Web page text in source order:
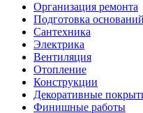
Организация ремонта
Подготовка оснований
Сантехника
Электрика
Вентиляция
Отопление
Конструкции
Декоративные
Финишные работы